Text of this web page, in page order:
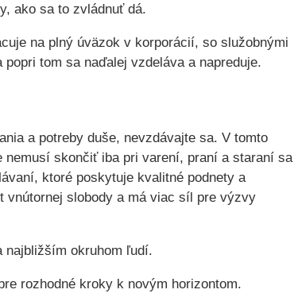
ako sa to zvládnuť dá.
na plný úväzok v korporácií, so služobnými
tom sa naďalej vzdeláva a napreduje.
a potreby duše, nevzdávajte sa. V tomto
nemusí skončiť iba pri varení, praní a staraní sa
ktoré poskytuje kvalitné podnety a
vnútornej slobody a má viac síl pre výzvy
najbližším okruhom ľudí.
rozhodné kroky k novým horizontom.